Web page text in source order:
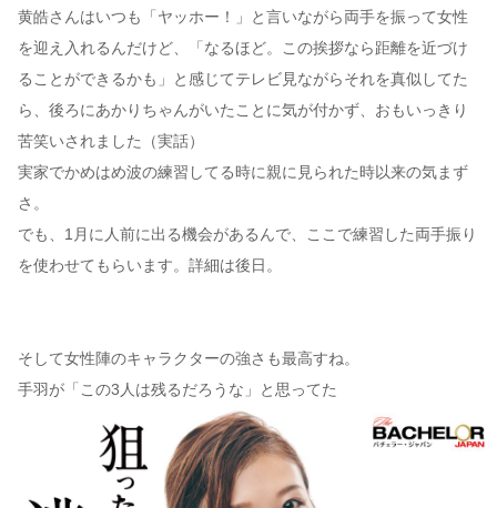
黄皓さんはいつも「ヤッホー！」と言いながら両手を振って女性
を迎え入れるんだけど、「なるほど。この挨拶なら距離を近づけ
ることができるかも」と感じてテレビ見ながらそれを真似してた
ら、後ろにあかりちゃんがいたことに気が付かず、おもいっきり
苦笑いされました（実話）
実家でかめはめ波の練習してる時に親に見られた時以来の気まず
さ。
でも、1月に人前に出る機会があるんで、ここで練習した両手振り
を使わせてもらいます。詳細は後日。
そして女性陣のキャラクターの強さも最高すね。
手羽が「この3人は残るだろうな」と思ってた